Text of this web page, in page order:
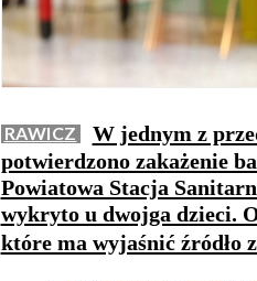
RAWICZ
W jednym z
potwierdzono zakażenie
Powiatowa Stacja
wykryto u dwojga dzieci.
które ma wyjaśnić źródło